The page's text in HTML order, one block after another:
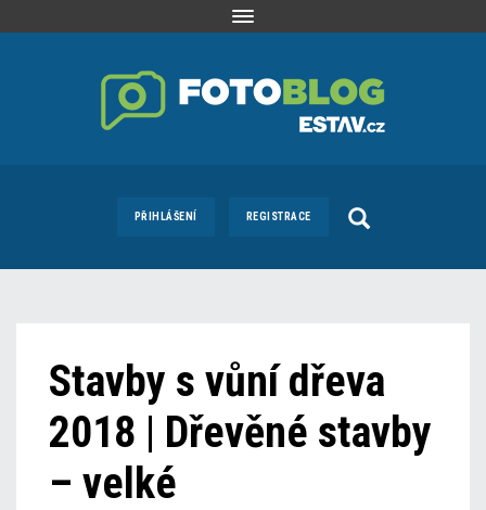
Toggle
PŘIHLÁŠENÍ REGISTRACE
Stavby s vůní dřeva
2018 | Dřevěné stavby
– velké